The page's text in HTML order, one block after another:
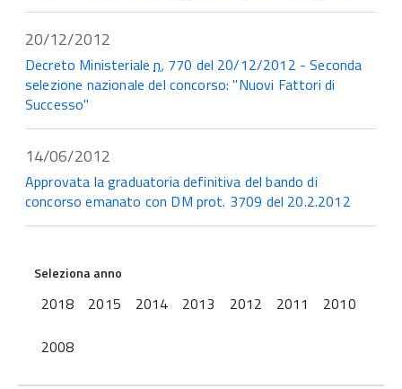
20/12/2012
Decreto Ministerialen. 770 del 20/12/2012 - Seconda
selezione nazionale del concorso: "Nuovi Fattori di
Successo"
14/06/2012
Approvata la graduatoria definitiva del bando di
concorso emanato con DM prot. 3709 del 20.2.2012
Seleziona anno
2018 2015 2014 2013 2012 2011
2010
2008